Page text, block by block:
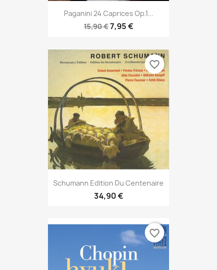
Paganini 24 Caprices Op.1...
15,90 €7,95 €
Schumann Edition Du Centenaire
34,90 €
favorite_border
favorite_border